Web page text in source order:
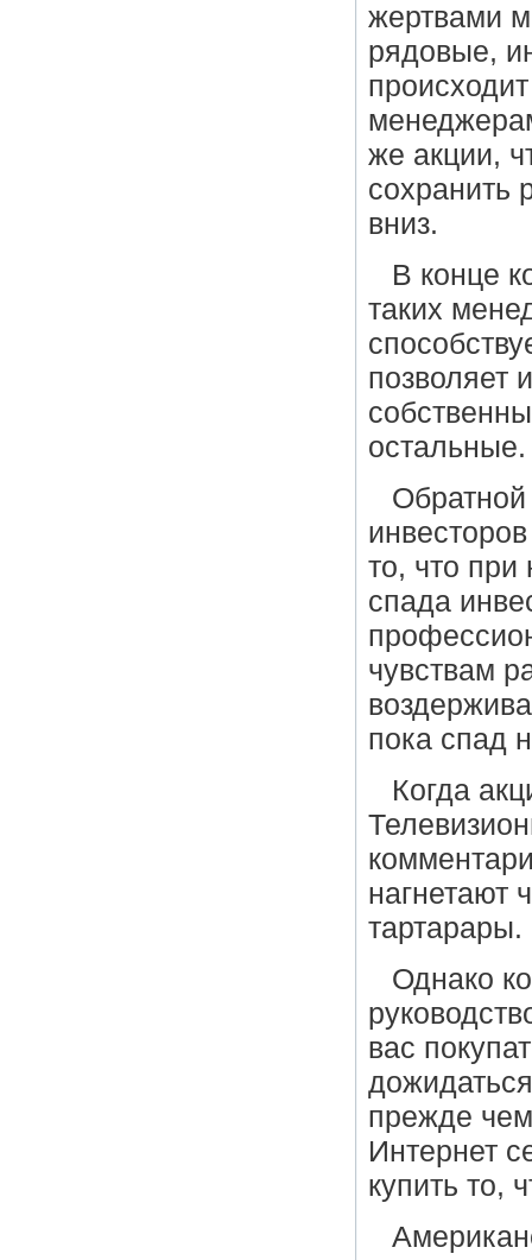
жертвами
рядовые,
же акции,
сохранить
вниз.
В конце
таких
позволяет
остальные.
Обратной
то, что
спада
чувствам
пока спад
Когда
нагнетают
тартарары.
Однако
вас
прежде
Интернет
купить то,